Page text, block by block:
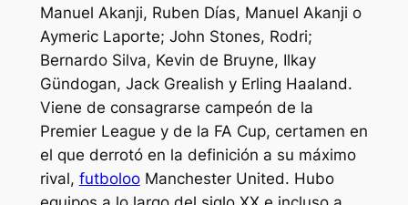
Manuel Akanji, Ruben Días, Manuel Akanji o
Aymeric Laporte; John Stones, Rodri;
Bernardo Silva, Kevin de Bruyne, Ilkay
Gündogan, Jack Grealish y Erling Haaland.
Viene de consagrarse campeón de la
Premier League y de la FA Cup, certamen en
el que derrotó en la definición a su máximo
rival, futbolooManchester United. Hubo